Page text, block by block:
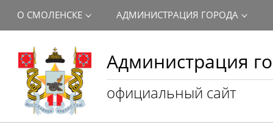
Администрация
официальный сайт
О СМОЛЕНСКЕ АДМИНИСТРАЦИЯ ГОРОДА